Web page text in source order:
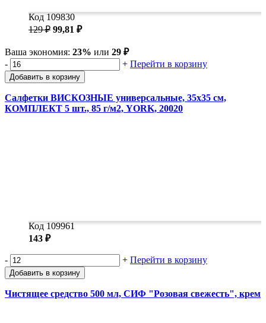
Код 109830
129 ₽ 99,81 ₽
Ваша экономия: 23% или 29 ₽
-
+ Перейти в корзину
Добавить в корзину
Салфетки ВИСКОЗНЫЕ универсальные, 35х35 см,
КОМПЛЕКТ 5 шт., 85 г/м2, YORK, 20020
Код 109961
143 ₽
- + Перейти в корзину
Добавить в корзину
Чистящее средство 500 мл, СИФ "Розовая свежесть", крем